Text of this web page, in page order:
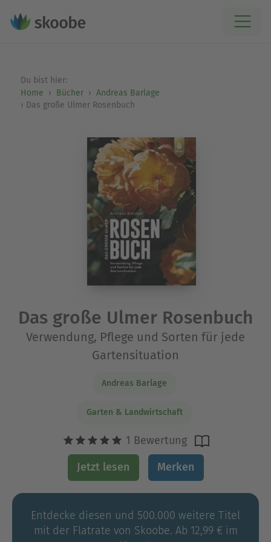
Du bist hier:
Home
Bücher
Andreas Barlage
Das große Ulmer Rosenbuch
Das große Ulmer Rosenbuch
Verwendung, Pflege und Sorten für jede
Gartensituation
Andreas Barlage
Garten & Landwirtschaft
1 Bewertung
Jetzt lesen Merken
Entdecke diesen und 500.000 weitere Titel
mit der Flatrate von Skoobe. Ab 12,99 € im